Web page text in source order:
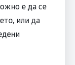
е да се
или да